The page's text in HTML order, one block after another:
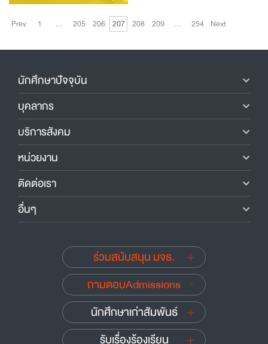
Prev 1 … 205 206 207 208 209 … 254 Next
นักศึกษาปัจจุบัน
บุคลากร
บริการสังคม
หน่วยงาน
ติดต่อเรา
อื่นๆ
ร่วมสนับสนุน มจธ.
ถามตอบAdmissions
นักศึกษาเก่าสัมพันธ์
รับเรื่องร้องเรียน